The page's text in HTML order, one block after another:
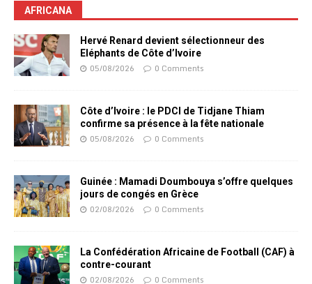
AFRICANA
Hervé Renard devient sélectionneur des
Eléphants de Côte d’Ivoire
05/08/2026 0 Comments
Côte d’Ivoire : le PDCI de Tidjane Thiam
confirme sa présence à la fête nationale
05/08/2026 0 Comments
Guinée : Mamadi Doumbouya s’offre quelques
jours de congés en Grèce
02/08/2026 0 Comments
La Confédération Africaine de Football (CAF) à
contre-courant
02/08/2026 0 Comments